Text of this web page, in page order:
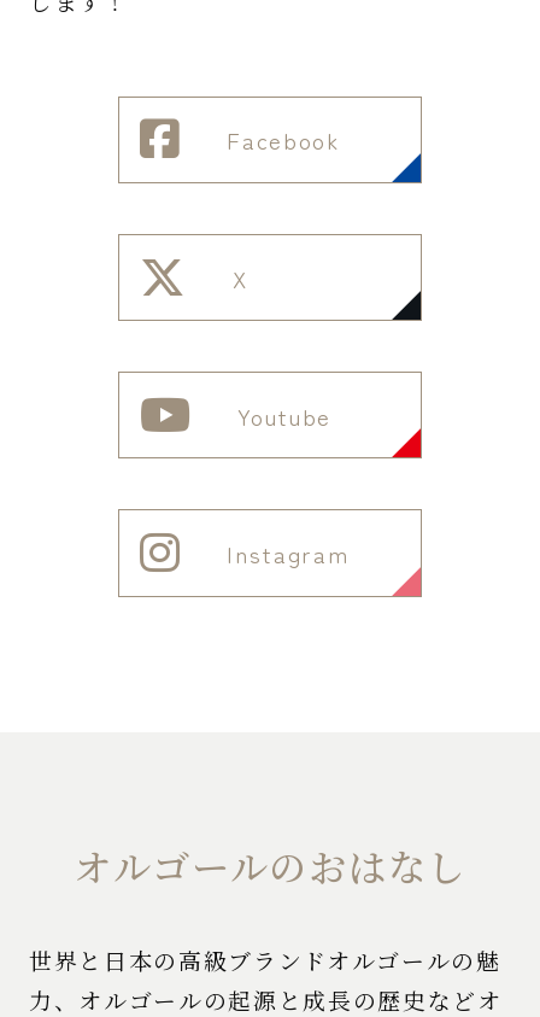
Facebook
X
Youtube
Instagram
オルゴールのおはなし
世界と日本の高級ブランドオルゴールの魅
力、オルゴールの起源と成長の歴史などオ